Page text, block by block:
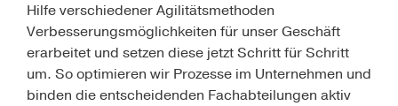
Hilfe verschiedener Agilitätsmethoden
Verbesserungsmöglichkeiten für unser Geschäft
erarbeitet und setzen diese jetzt Schritt für Schritt
um. So optimieren wir Prozesse im Unternehmen und
binden die entscheidenden Fachabteilungen aktiv